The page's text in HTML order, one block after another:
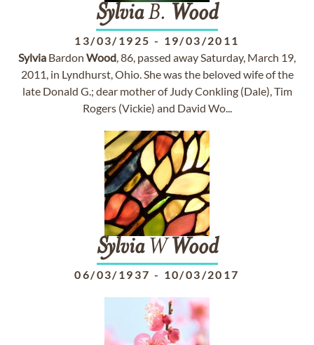
SylviaB. Wood
13/03/1925 - 19/03/2011
Sylvia Bardon Wood, 86, passed away Saturday, March 19,
2011, in Lyndhurst, Ohio. She was the beloved wife of the
late Donald G.; dear mother of Judy Conkling (Dale), Tim
Rogers (Vickie) and David Wo...
SylviaW Wood
06/03/1937 - 10/03/2017